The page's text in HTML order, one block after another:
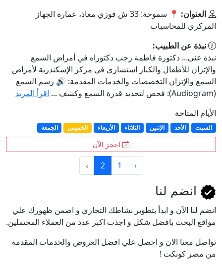
العنوان:
📍 سموحة: 33 ش فوزي معاذ، عمارة الجهاز
المركزي للمحاسبات
نبذة عن الطبيب:
نبذة عني... دكتورة فاطمة رجب دكتوراه في أمراض السمع
والإتزان للأطفال والكبار استشاري في مركز الإسكندرية لأمراض
السمع والإتزان التخصصات والخدمات المقدمة: 🔊 رسم السمع
(Audiogram): فحص لتحديد قدرة السمع وكشف ...
اقرأ المزيد
الأيام المتاحة
السبت الأحد الإثنين الثلاثاء الأربعاء الخميس الجمعة
احجز الآن
‹
1
2
›
انضم لنا
انضم لنا اﻵن و ابدأ بتطوير نشاطك التجاري و اضمن ظهورك علي
مواقع البحث بافضل شكل و اجذب اكبر عدد من العملاء المحتملين.
تواصل معنا الان و احصل علي افضل العروض والخدمات المقدمة
من مصر كونكت !